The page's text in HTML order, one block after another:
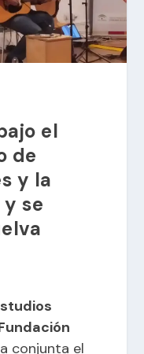
el
de
y la
se
conjunta el